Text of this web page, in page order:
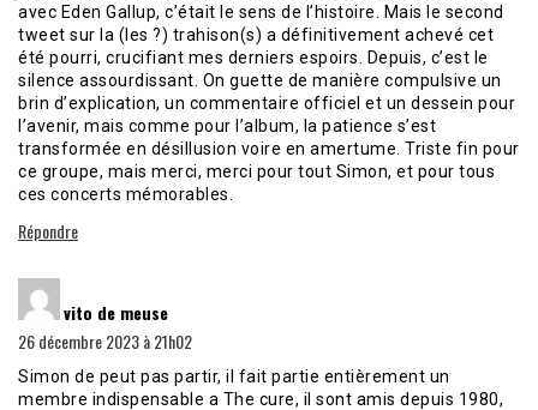
avec Eden Gallup, c’était le sens de l’histoire. Mais le second
tweet sur la (les ?) trahison(s) a définitivement achevé cet
été pourri, crucifiant mes derniers espoirs. Depuis, c’est le
silence assourdissant. On guette de manière compulsive un
brin d’explication, un commentaire officiel et un dessein pour
l’avenir, mais comme pour l’album, la patience s’est
transformée en désillusion voire en amertume. Triste fin pour
ce groupe, mais merci, merci pour tout Simon, et pour tous
ces concerts mémorables.
Répondre
vito de meuse
26 décembre 2023 à 21h02
Simon de peut pas partir, il fait partie entièrement un
membre indispensable a The cure, il sont amis depuis 1980,